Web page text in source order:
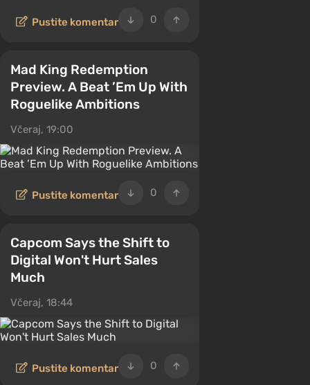
0
Pustite komentar
Mad King Redemption
Preview. A Beat ’Em Up With
Roguelike Ambitions
Včeraj, 19:00
0
Pustite komentar
Capcom Says the Shift to
Digital Won't Hurt Sales
Much
Včeraj, 18:44
0
Pustite komentar